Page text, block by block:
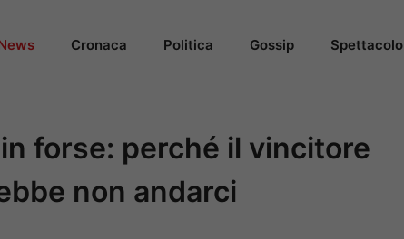
Cronaca Politica Gossip Spettacolo
forse: perché il vincitore
non andarci